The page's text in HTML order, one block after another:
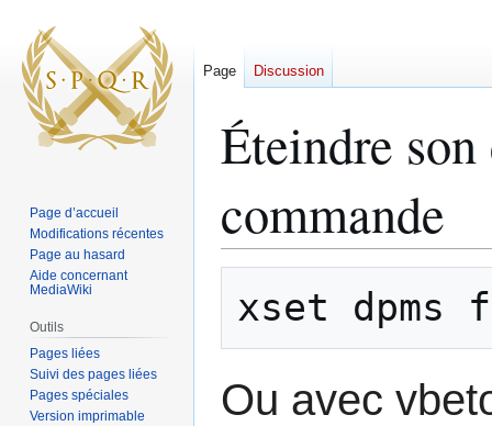
Éteindre
commande
navigation
recherche
Ou avec
Page Discussion
Page d’accueil
Modifications récentes
Page au hasard
Aide concernant
MediaWiki
Outils
Pages liées
Suivi des pages liées
Pages spéciales
Version imprimable